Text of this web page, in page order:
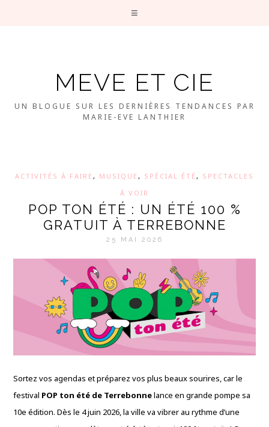
MEVE ET CIE
UN BLOGUE SUR LES DERNIÈRES TENDANCES PAR
MARIE-EVE LANTHIER
ACTIVITÉS À FAIRE, MUSIQUE, SPÉCIAL ÉTÉ, SPECTACLES
À VOIR
POP TON ÉTÉ : UN ÉTÉ 100 %
GRATUIT À TERREBONNE
25 MAI 2026
Sortez vos agendas et préparez vos plus beaux sourires, car le
festival POP ton été de Terrebonnelance en grande pompe sa
10e édition. Dès le 4 juin 2026, la ville va vibrer au rythme d’une